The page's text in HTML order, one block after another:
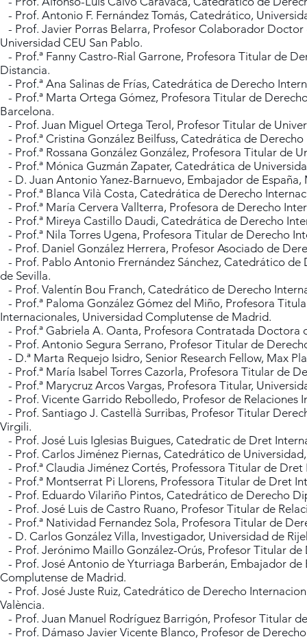
- Prof. Antonio F. Fernández Tomás, Catedrático,
- Prof. Javier Porras Belarra, Profesor Colaborador
Universidad CEU San Pablo.
- Prof.ª Fanny Castro-Rial Garrone, Profesora Titular de
Distancia.
- Prof.ª Ana Salinas de Frías, Catedrática de Derecho
- Prof.ª Marta Ortega Gómez, Profesora Titular de
Barcelona.
- Prof. Juan Miguel Ortega Terol, Profesor Titular de
- Prof.ª Cristina González Beilfuss, Catedrática de
- Prof.ª Rossana González González, Profesora Titular de
- Prof.ª Mónica Guzmán Zapater, Catedrática de
- D. Juan Antonio Yanez-Barnuevo, Embajador de
- Prof.ª Blanca Vilà Costa, Catedrática de Derecho
- Prof.ª María Cervera Vallterra, Profesora de Derecho
- Prof.ª Mireya Castillo Daudi, Catedrática de Derecho
- Prof.ª Nila Torres Ugena, Profesora Titular de Derecho
- Prof. Daniel González Herrera, Profesor Asociado de
- Prof. Pablo Antonio Frernández Sánchez, Catedrático
de Sevilla.
- Prof. Valentín Bou Franch, Catedrático de Derecho
- Prof.ª Paloma González Gómez del Miño, Profesora
Internacionales, Universidad Complutense de Madrid.
- Prof.ª Gabriela A. Oanta, Profesora Contratada
- Prof. Antonio Segura Serrano, Profesor Titular de
- D.ª Marta Requejo Isidro, Senior Research Fellow, Max
- Prof.ª María Isabel Torres Cazorla, Profesora Titular de
- Prof.ª Marycruz Arcos Vargas, Profesora Titular,
- Prof. Vicente Garrido Rebolledo, Profesor de Relaciones
- Prof. Santiago J. Castellà Surribas, Profesor Titular
Virgili.
- Prof. José Luis Iglesias Buigues, Catedratic de Dret
- Prof. Carlos Jiménez Piernas, Catedrático de
- Prof.ª Claudia Jiménez Cortés, Professora Titular de
- Prof.ª Montserrat Pi Llorens, Professora Titular de Dret
- Prof. Eduardo Vilariño Pintos, Catedrático de Derecho
- Prof. José Luis de Castro Ruano, Profesor Titular de
- Prof.ª Natividad Fernandez Sola, Profesora Titular de
- D. Carlos González Villa, Investigador, Universidad de
- Prof. Jerónimo Maillo González-Orús, Profesor Titular de
- Prof. José Antonio de Yturriaga Barberán, Embajador
Complutense de Madrid.
- Prof. José Juste Ruiz, Catedrático de Derecho
València.
- Prof. Juan Manuel Rodríguez Barrigón, Profesor Titular
- Prof. Dámaso Javier Vicente Blanco, Profesor de